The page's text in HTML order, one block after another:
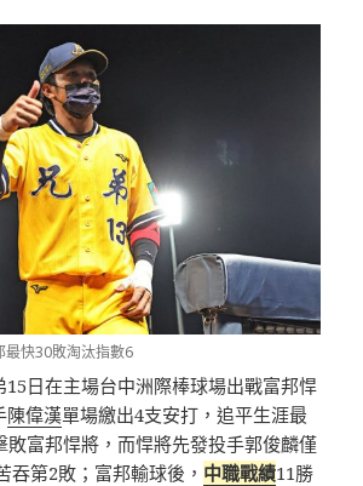
最快30敗淘汰指數6
15日在主場台中洲際棒球場出戰富邦悍
陳偉漢單場繳出4支安打，追平生涯最
敗富邦悍將，而悍將先發投手郭俊麟僅
吞第2敗；富邦輸球後， 中職戰績11勝